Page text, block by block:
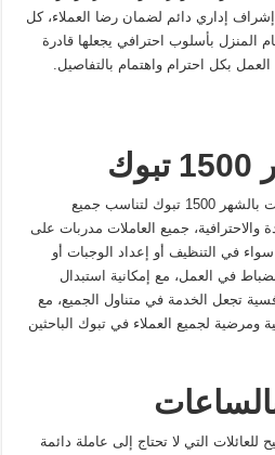
إداري دائم لضمان رضا العملاء، كل
المنزل بأسلوب احترافي يجعلها قادرة
بكل احترام واهتمام بالتفاصيل.
نوفر عروضًا مميزة لخدمة شغالات بالشهر 1500 تبوك لتناسب جميع
والاحترافية، جميع العاملات مدربات على
سواء في التنظيف أو إعداد الوجبات أو
في العمل، مع إمكانية استبدال
تجعل الخدمة في متناول الجميع، مع
ومرضية لجميع العملاء في تبوك الباحثين
للعائلات التي لا تحتاج إلى عاملة دائمة